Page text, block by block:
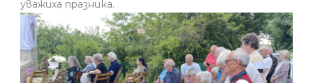
уважиха празника.